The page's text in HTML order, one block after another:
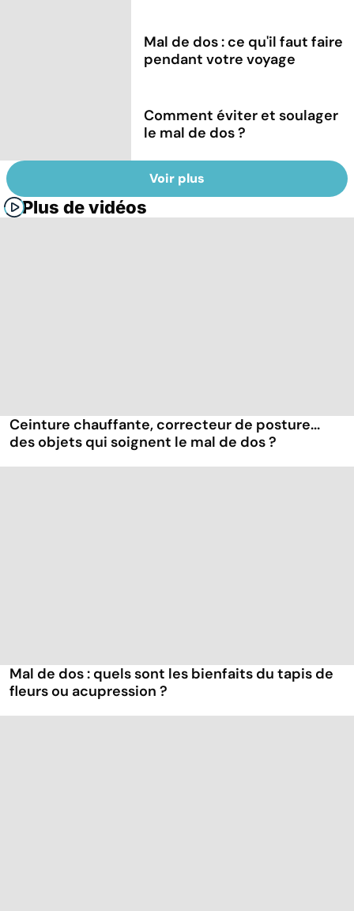
Mal de dos : ce qu'il faut faire
pendant votre voyage
Comment éviter et soulager
le mal de dos ?
Voir plus
Plus de vidéos
Ceinture chauffante, correcteur de posture...
des objets qui soignent le mal de dos ?
Mal de dos : quels sont les bienfaits du tapis de
fleurs ou acupression ?